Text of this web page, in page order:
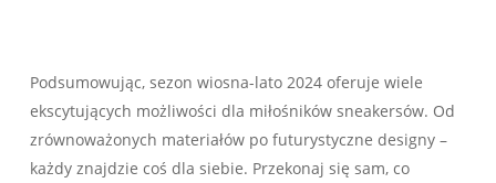
Podsumowując, sezon wiosna-lato 2024 oferuje wiele
ekscytujących możliwości dla miłośników sneakersów. Od
zrównoważonych materiałów po futurystyczne designy –
każdy znajdzie coś dla siebie. Przekonaj się sam, co